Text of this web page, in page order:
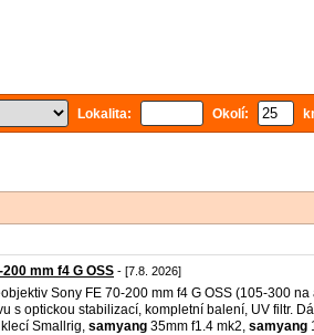
Lokalita: Okolí:
mm f4 G OSS - [7.8. 2026]
Sony FE 70-200 mm f4 G OSS (105-300 na
s optickou stabilizací, kompletní balení, UV filtr.
Smallrig, samyang 35mm f1.4 mk2, samyang